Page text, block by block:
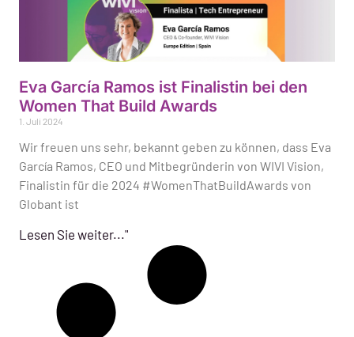
Eva García Ramos ist Finalistin bei den
Women That Build Awards
1. Juli 2024
Wir freuen uns sehr, bekannt geben zu können, dass Eva
García Ramos, CEO und Mitbegründerin von WIVI Vision,
Finalistin für die 2024 #WomenThatBuildAwards von
Globant ist
Lesen Sie weiter..."